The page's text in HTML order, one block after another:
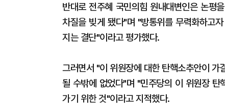
반대로 전주혜 국민의힘 원내대변인은 논평
차질을 빚게 됐다"며 "방통위를 무력화하고
지는 결단"이라고 평가했다.
그러면서 "이 위원장에 대한 탄핵소추안이 가
될 수밖에 없었다"며 "민주당의 이 위원장 탄
가기 위한 것"이라고 지적했다.